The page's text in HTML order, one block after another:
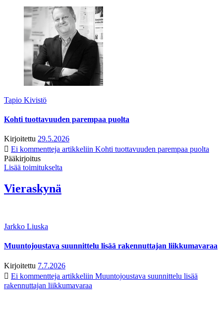
Tapio Kivistö
Kohti tuottavuuden parempaa puolta
Kirjoitettu 29.5.2026
Ei kommentteja artikkeliin Kohti tuottavuuden parempaa puolta
Pääkirjoitus
Lisää toimitukselta
Vieraskynä
Jarkko Liuska
Muuntojoustava suunnittelu lisää rakennuttajan liikkumavaraa
Kirjoitettu 7.7.2026
Ei kommentteja artikkeliin Muuntojoustava suunnittelu lisää
rakennuttajan liikkumavaraa